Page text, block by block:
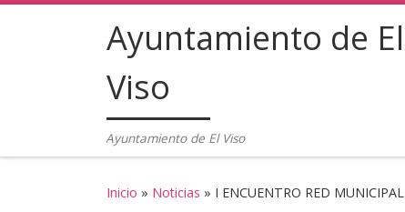
Saltar al contenidoAyuntamiento de El
Viso
Ayuntamiento de El Viso
Inicio » Noticias » I ENCUENTRO RED